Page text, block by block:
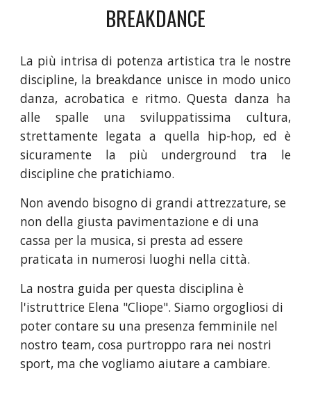
BREAKDANCE
La più intrisa di potenza artistica tra le nostre
discipline, la breakdance unisce in modo unico
danza, acrobatica e ritmo. Questa danza ha
alle spalle una sviluppatissima cultura,
strettamente legata a quella hip-hop, ed è
sicuramente la più underground tra le
discipline che pratichiamo.
Non avendo bisogno di grandi attrezzature, se
non della giusta pavimentazione e di una
cassa per la musica, si presta ad essere
praticata in numerosi luoghi nella città.
La nostra guida per questa disciplina è
l'istruttrice Elena "Cliope". Siamo orgogliosi di
poter contare su una presenza femminile nel
nostro team, cosa purtroppo rara nei nostri
sport, ma che vogliamo aiutare a cambiare.